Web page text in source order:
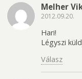
Melher
2012.09.20.
Hari!
Légyszi
Válasz